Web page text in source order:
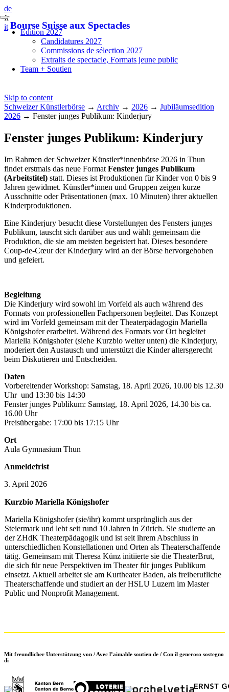
de
fr
it Bourse Suisse aux Spectacles
Skip to content
Edition 2027
Candidatures 2027
Commissions de sélection 2027
Extraits de spectacle, Formats jeune public
Team + Soutien
Schweizer Künstlerbörse → Archiv → 2026 → Jubiläumsedition
2026 → Fenster junges Publikum: Kinderjury
Fenster junges Publikum: Kinderjury
Im Rahmen der Schweizer Künstler*innenbörse 2026 in Thun
findet erstmals das neue Format Fenster junges Publikum
(Arbeitstitel) statt. Dieses ist Produktionen für Kinder von 0 bis 9
Jahren gewidmet. Künstler*innen und Gruppen zeigen kurze
Ausschnitte oder Präsentationen (max. 10 Minuten) ihrer aktuellen
Kinderproduktionen.
Eine Kinderjury besucht diese Vorstellungen des Fensters junges
Publikum, tauscht sich darüber aus und wählt gemeinsam die
Produktion, die sie am meisten begeistert hat. Dieses besondere
Coup-de-Cœur der Kinderjury wird an der Börse hervorgehoben
und gefeiert.
Begleitung
Die Kinderjury wird sowohl im Vorfeld als auch während des
Formats von professionellen Fachpersonen begleitet. Das Konzept
wird im Vorfeld gemeinsam mit der Theaterpädagogin Mariella
Königshofer erarbeitet. Während des Formats vor Ort begleitet
Mariella Königshofer (siehe Kurzbio weiter unten) die Kinderjury,
moderiert den Austausch und unterstützt die Kinder altersgerecht
beim Diskutieren und Entscheiden.
Daten
Vorbereitender Workshop: Samstag, 18. April 2026, 10.00 bis 12.30
Uhr und 13:30 bis 14:30
Fenster junges Publikum: Samstag, 18. April 2026, 14.30 bis ca.
16.00 Uhr
Preisübergabe: 17:00 bis 17:15 Uhr
Ort
Aula Gymnasium Thun
Anmeldefrist
3. April 2026
Kurzbio Mariella Königshofer
Mariella Königshofer (sie/ihr) kommt ursprünglich aus der
Steiermark und lebt seit rund 10 Jahren in Zürich. Sie studierte an
der ZHdK Theaterpädagogik und ist seit ihrem Abschluss in
unterschiedlichen Konstellationen und Orten als Theaterschaffende
tätig. Gemeinsam mit Theresa Künz initiierte sie die TheaterBrut,
die sich für neue Perspektiven im Theater für junges Publikum
einsetzt. Aktuell arbeitet sie am Kurtheater Baden, als freiberufliche
Theaterschaffende und studiert an der HSLU Luzern im Master
Public und Nonprofit Management.
Mit freundlicher Unterstützung von / Avec l’aimable soutien de / Con il generoso sostegno
di